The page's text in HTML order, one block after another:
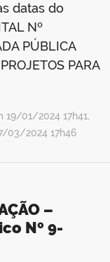
datas do
Nº
PÚBLICA
PARA
19/01/2024 17h41,
03/2024 17h46
–
Nº 9-